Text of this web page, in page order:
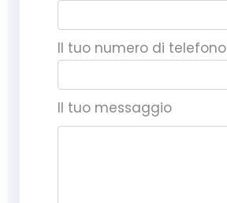
Il tuo numero di telefono
Il tuo messaggio